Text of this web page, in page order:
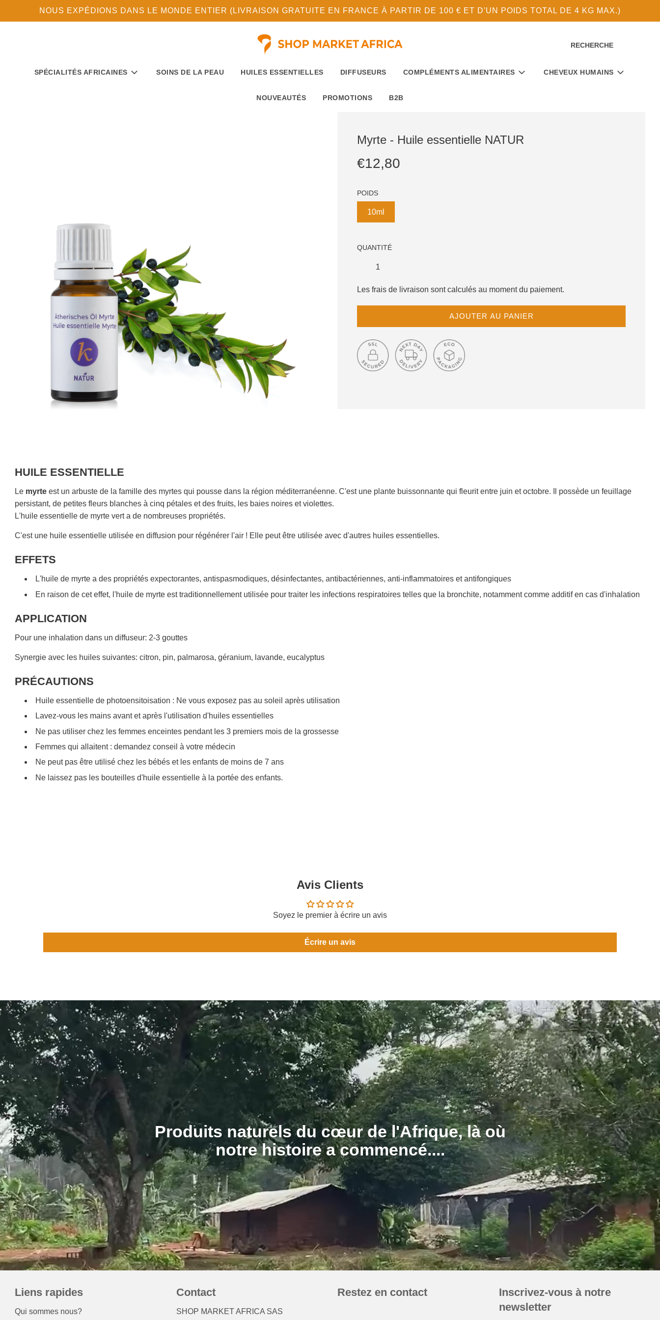
NOUS EXPÉDIONS DANS LE MONDE ENTIER (LIVRAISON GRATUITE EN FRANCE À PARTIR DE 100 € ET D'UN POIDS TOTAL DE 4 KG MAX.)
RECHERCHE
SPÉCIALITÉS AFRICAINES SOINS DE LA PEAU HUILES ESSENTIELLES DIFFUSEURS COMPLÉMENTS ALIMENTAIRES CHEVEUX HUMAINS
NOUVEAUTÉS PROMOTIONS B2B
Myrte - Huile essentielle NATUR
Prix
Prix
régulier
€12,80
POIDS
10ml
QUANTITÉ
Les frais de livraison sont calculés au moment du paiement.
C
H
R
G
E
.
AJOUTER AU PANIER
HUILE ESSENTIELLE
Le myrte est un arbuste de la famille des myrtes qui pousse dans la région méditerranéenne. C'est une plante buissonnante qui fleurit entre juin et octobre. Il possède un feuillage
persistant, de petites fleurs blanches à cinq pétales et des fruits, les baies noires et violettes.
L'huile essentielle de myrte vert a de nombreuses propriétés.
C'est une huile essentielle utilisée en diffusion pour régénérer l'air ! Elle peut être utilisée avec d'autres huiles essentielles.
EFFETS
L'huile de myrte a des propriétés expectorantes, antispasmodiques, désinfectantes, antibactériennes, anti-inflammatoires et antifongiques
En raison de cet effet, l'huile de myrte est traditionnellement utilisée pour traiter les infections respiratoires telles que la bronchite, notamment comme additif en cas d'inhalation
APPLICATION
Pour une inhalation dans un diffuseur: 2-3 gouttes
Synergie avec les huiles suivantes: citron, pin, palmarosa, géranium, lavande, eucalyptus
PRÉCAUTIONS
Huile essentielle de photoensitoisation : Ne vous exposez pas au soleil après utilisation
Lavez-vous les mains avant et après l'utilisation d'huiles essentielles
Ne pas utiliser chez les femmes enceintes pendant les 3 premiers mois de la grossesse
Femmes qui allaitent : demandez conseil à votre médecin
Ne peut pas être utilisé chez les bébés et les enfants de moins de 7 ans
Ne laissez pas les bouteilles d'huile essentielle à la portée des enfants.
Avis Clients
Soyez le premier à écrire un avis
Écrire un avis
Produits naturels du cœur de l'Afrique, là où
notre histoire a commencé....
Liens rapides
Qui sommes nous?
Contact
SHOP MARKET AFRICA SAS
Restez en contact
Inscrivez-vous à notre
newsletter